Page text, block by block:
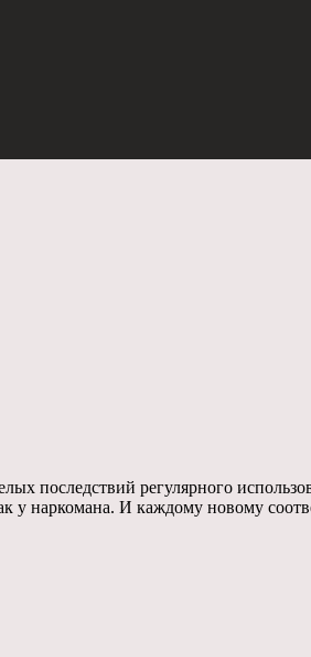
последствий регулярного
у наркомана. И каждому новому